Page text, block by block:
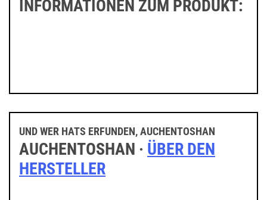
INFORMATIONEN ZUM PRODUKT:
UND WER HATS ERFUNDEN, AUCHENTOSHAN
AUCHENTOSHAN · ÜBER DEN
HERSTELLER